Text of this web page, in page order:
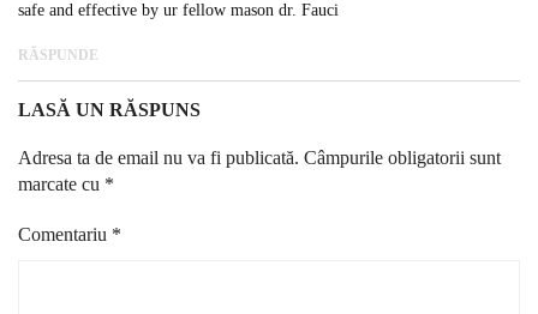
safe and effective by ur fellow mason dr. Fauci
RĂSPUNDE
LASĂ UN RĂSPUNS
Adresa ta de email nu va fi publicată. Câmpurile obligatorii sunt
marcate cu *
Comentariu *